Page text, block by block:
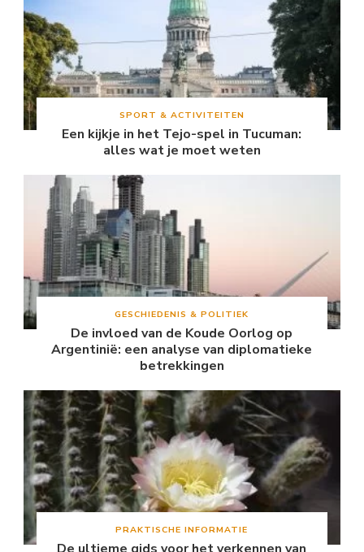
SPORT & ACTIVITEITEN
Een kijkje in het Tejo-spel in Tucuman:
alles wat je moet weten
GESCHIEDENIS & POLITIEK
De invloed van de Koude Oorlog op
Argentinië: een analyse van diplomatieke
betrekkingen
PRAKTISCHE INFORMATIE